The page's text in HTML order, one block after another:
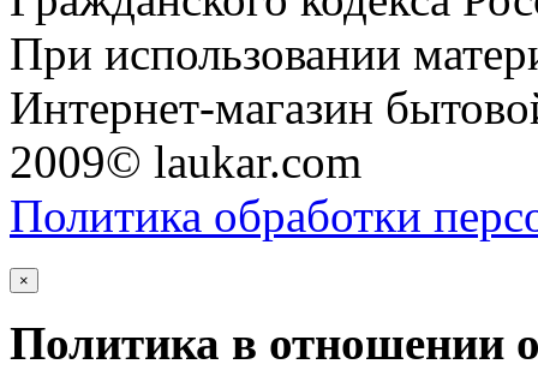
При использовании
Интернет-магазин
2009© laukar.com
Политика обработки
×
Политика в отношении